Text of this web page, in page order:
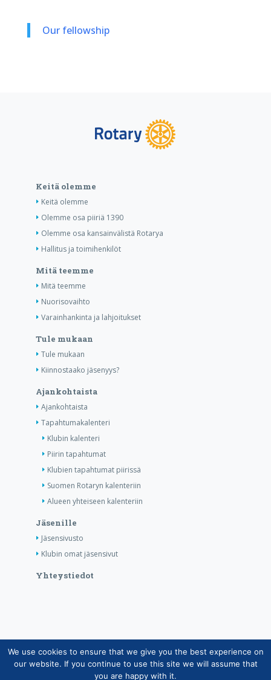
Our fellowship
Keitä olemme
Keitä olemme
Olemme osa piiriä 1390
Olemme osa kansainvälistä Rotarya
Hallitus ja toimihenkilöt
Mitä teemme
Mitä teemme
Nuorisovaihto
Varainhankinta ja lahjoitukset
Tule mukaan
Tule mukaan
Kiinnostaako jäsenyys?
Ajankohtaista
Ajankohtaista
Tapahtumakalenteri
Klubin kalenteri
Piirin tapahtumat
Klubien tapahtumat piirissä
Suomen Rotaryn kalenteriin
Alueen yhteiseen kalenteriin
Jäsenille
Jäsensivusto
Klubin omat jäsensivut
Yhteystiedot
Copyright © Suomen Rotarypalvelu ry 2026 |
Jäsentietojärjestelmän tietosuojaseloste|Henkilötietojen
We use cookies to ensure that we give you the best experience on
our website. If you continue to use this site we will assume that
you are happy with it.